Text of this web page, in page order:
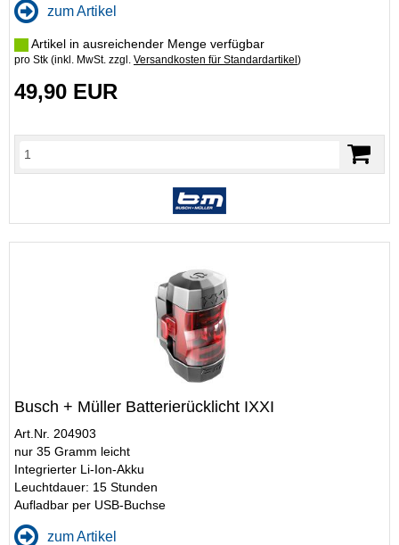
zum Artikel
Artikel in ausreichender Menge verfügbar
pro Stk (inkl. MwSt. zzgl. Versandkosten für Standardartikel )
49,90 EUR
Busch + Müller Batterierücklicht IXXI
Art.Nr. 204903
nur 35 Gramm leicht
Integrierter Li-Ion-Akku
Leuchtdauer: 15 Stunden
Aufladbar per USB-Buchse
zum Artikel